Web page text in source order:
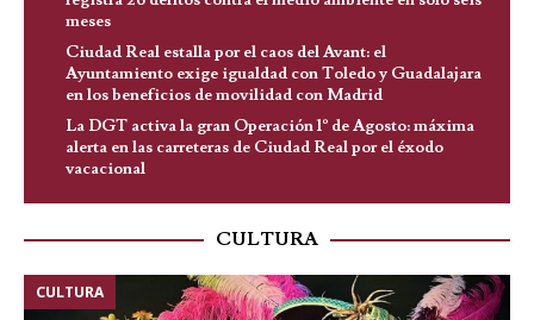
meses
Ciudad Real estalla por el caos del Avant: el
Ayuntamiento exige igualdad con Toledo y Guadalajara
en los beneficios de movilidad con Madrid
La DGT activa la gran Operación 1º de Agosto: máxima
alerta en las carreteras de Ciudad Real por el éxodo
vacacional
CULTURA
CULTURA